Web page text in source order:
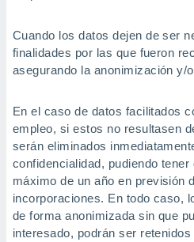
Cuando los datos dejen de ser
finalidades por las que fueron
asegurando la anonimización y/
En el caso de datos facilitados
empleo, si estos no resultasen
serán eliminados
confidencialidad, pudiendo
máximo de un año en previsión
incorporaciones. En todo caso,
de forma anonimizada sin que
interesado, podrán ser